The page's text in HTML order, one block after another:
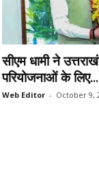
सीएम धामी ने
परियोजनाओं के लिए...
Web Editor - October 9,